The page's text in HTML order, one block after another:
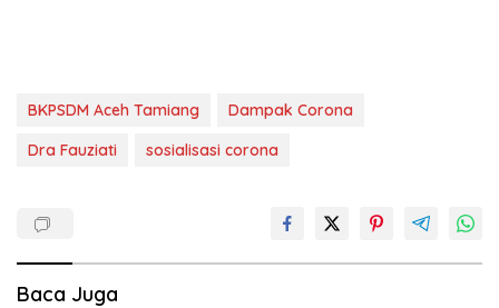
BKPSDM Aceh Tamiang
Dampak Corona
Dra Fauziati
sosialisasi corona
Baca Juga